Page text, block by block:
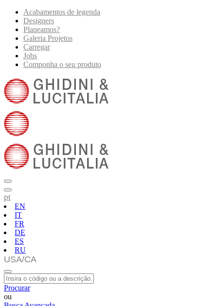
Acabamentos de legenda
Designers
Planeamos?
Galeria Projetos
Carregar
Jobs
Componha o seu produto
pt
EN
IT
FR
DE
ES
RU
Procurar
ou